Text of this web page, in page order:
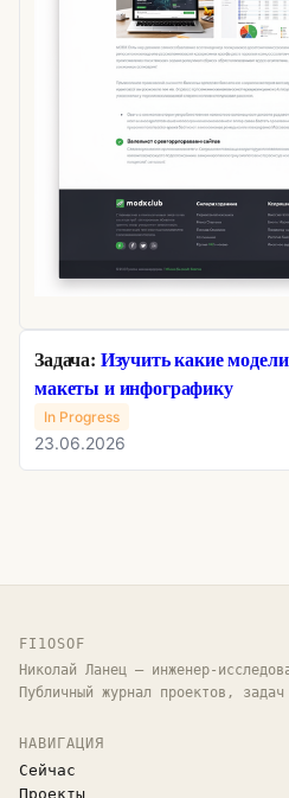
Задача: Изучить какие
макеты и инфографику
In Progress
23.06.2026
FI1OSOF
Николай Ланец — инженер-
Публичный журнал проектов,
НАВИГАЦИЯ
Сейчас
Проекты